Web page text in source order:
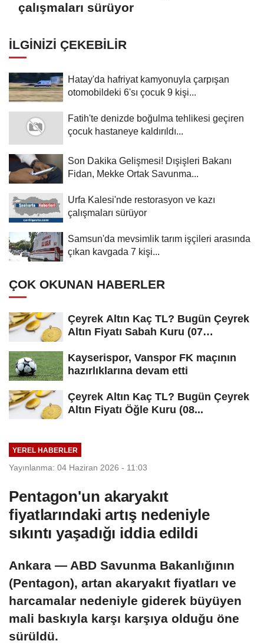
çalışmaları sürüyor
İLGINIZI ÇEKEBILIR
Hatay'da hafriyat kamyonuyla çarpışan
otomobildeki 6'sı çocuk 9 kişi...
Fatih'te denizde boğulma tehlikesi geçiren
çocuk hastaneye kaldırıldı...
Son Dakika Gelişmesi! Dışişleri Bakanı
Fidan, Mekke Ortak Savunma...
Urfa Kalesi'nde restorasyon ve kazı
çalışmaları sürüyor
Samsun'da mevsimlik tarım işçileri arasında
çıkan kavgada 7 kişi...
ÇOK OKUNAN HABERLER
Çeyrek Altın Kaç TL? Bugün Çeyrek
Altın Fiyatı Sabah Kuru (07
Kayserispor, Vanspor FK maçının
hazırlıklarına devam etti
Çeyrek Altın Kaç TL? Bugün Çeyrek
Altın Fiyatı Öğle Kuru (08...
YEREL HABERLER
Yayınlanma: 04 Haziran 2026 - 11:03
Pentagon'un akaryakıt
fiyatlarındaki artış nedeniyle
sıkıntı yaşadığı iddia edildi
Ankara — ABD Savunma Bakanlığının
(Pentagon), artan akaryakıt fiyatları ve
harcamalar nedeniyle giderek büyüyen
mali baskıyla karşı karşıya olduğu öne
sürüldü.